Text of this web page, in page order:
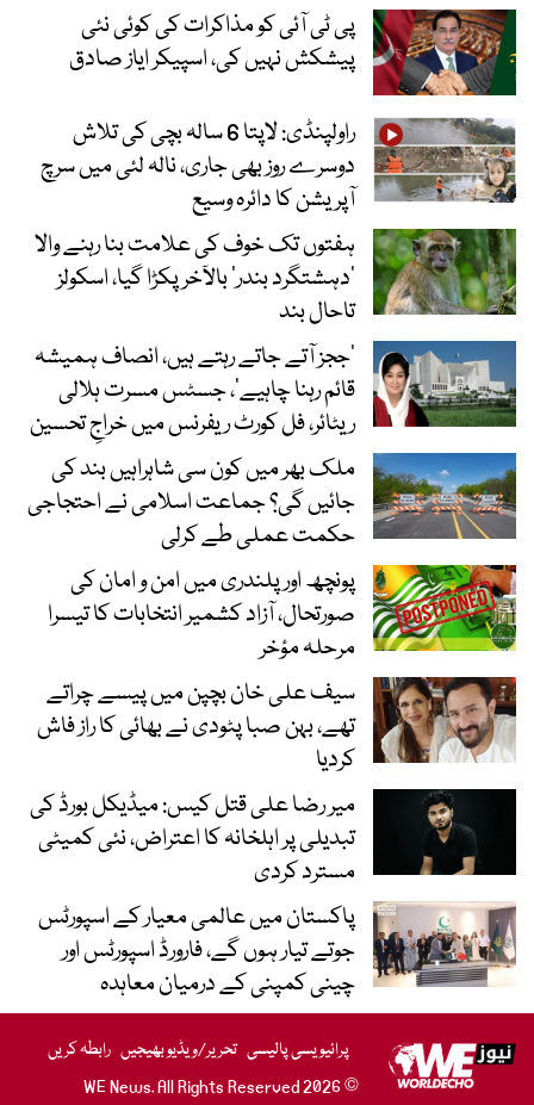
پی ٹی آئی کو مذاکرات کی کوئی نئی
پیشکش نہیں کی، اسپیکر ایاز صادق
راولپنڈی: لاپتا 6 سالہ بچی کی تلاش
دوسرے روز بھی جاری، نالہ لئی میں سرچ
آپریشن کا دائرہ وسیع
ہفتوں تک خوف کی علامت بنا رہنے والا
‘دہشتگرد بندر’ بالآخر پکڑا گیا، اسکولز
تاحال بند
’ججز آتے جاتے رہتے ہیں، انصاف ہمیشہ
قائم رہنا چاہیے‘، جسٹس مسرت ہلالی
ریٹائر، فل کورٹ ریفرنس میں خراجِ تحسین
ملک بھر میں کون سی شاہراہیں بند کی
جائیں گی؟ جماعت اسلامی نے احتجاجی
حکمت عملی طے کرلی
پونچھ اور پلندری میں امن و امان کی
صورتحال، آزاد کشمیر انتخابات کا تیسرا
مرحلہ مؤخر
سیف علی خان بچپن میں پیسے چراتے
تھے، بہن صبا پٹودی نے بھائی کا راز فاش
کردیا
میر رضا علی قتل کیس: میڈیکل بورڈ کی
تبدیلی پر اہلخانہ کا اعتراض، نئی کمیٹی
مسترد کردی
پاکستان میں عالمی معیار کے اسپورٹس
جوتے تیار ہوں گے، فارورڈ اسپورٹس اور
چینی کمپنی کے درمیان معاہدہ
پرائیویسی پالیسی تحریر/ویڈیو بھیجیں رابطہ کریں
© 2026 WE News. All Rights Reserved